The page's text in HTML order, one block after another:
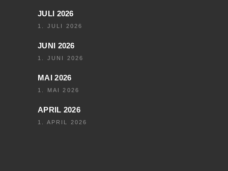
JULI 2026
1. JULI 2026
JUNI 2026
1. JUNI 2026
MAI 2026
1. MAI 2026
APRIL 2026
1. APRIL 2026